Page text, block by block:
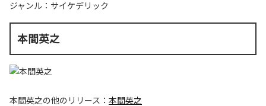
ジャンル： サイケデリック
本間英之
本間英之の他のリリース： 本間英之